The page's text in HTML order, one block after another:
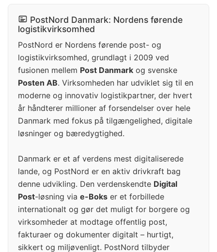
PostNord Danmark: Nordens førende
logistikvirksomhed
PostNord er Nordens førende post- og
logistikvirksomhed, grundlagt i 2009 ved
fusionen mellem Post Danmark og svenske
Posten AB. Virksomheden har udviklet sig til en
moderne og innovativ logistikpartner, der hvert
år håndterer millioner af forsendelser over hele
Danmark med fokus på tilgængelighed, digitale
løsninger og bæredygtighed.
Danmark er et af verdens mest digitaliserede
lande, og PostNord er en aktiv drivkraft bag
denne udvikling. Den verdenskendte Digital
Post-løsning via e-Boks er et forbillede
internationalt og gør det muligt for borgere og
virksomheder at modtage offentlig post,
fakturaer og dokumenter digitalt – hurtigt,
sikkert og miljøvenligt. PostNord tilbyder